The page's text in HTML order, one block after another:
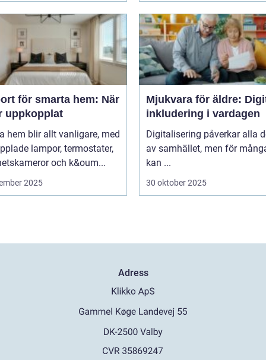
för smarta hem: När
uppkopplat
hem blir allt vanligare, med
lampor, termostater,
och k&oum...
2025
Mjukvara för äldre:
inkludering i vardagen
Digitalisering påverkar alla
av samhället, men för
kan ...
30 oktober 2025
Adress